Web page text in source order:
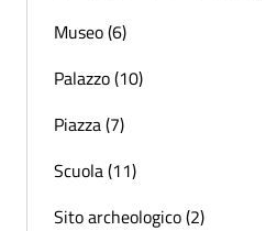
Museo (6)
Palazzo (10)
Piazza (7)
Scuola (11)
Sito archeologico (2)